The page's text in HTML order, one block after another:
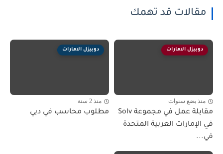
مقالات قد تهمك
دوبيزل الامارات
منذ بضع سنوات
مقابلة عمل في مجموعة Solv
في الإمارات العربية المتحدة
في...
دوبيزل الامارات
منذ 2 سنة
مطلوب محاسب في دبي